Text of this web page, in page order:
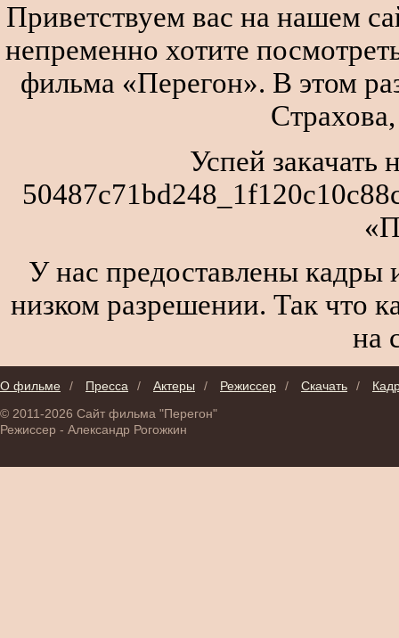
Приветствуем вас на нашем
непременно хотите
фильма «Перегон». В этом
Успей закачать
У нас предоставлены кадры
низком разрешении. Так что
на
О фильме / Пресса / Актеры / Режиссер / Скачать /
© 2011-2026 Сайт фильма "Перегон"
Режиссер - Александр Рогожкин